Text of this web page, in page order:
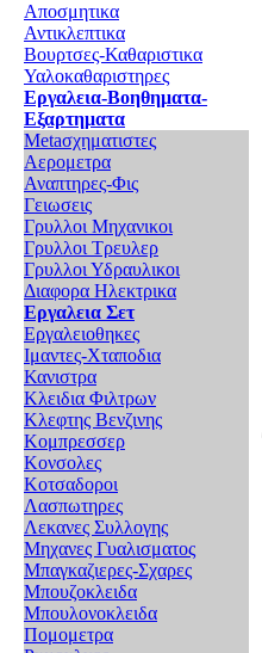
Αποσμητικα
Αντικλεπτικα
Βουρτσες-Καθαριστικα
Υαλοκαθαριστηρες
Εργαλεια-Βοηθηματα-
Εξαρτηματα
Metaσχηματιστες
Αερομετρα
Αναπτηρες-Φις
Γειωσεις
Γρυλλοι Μηχανικοι
Γρυλλοι Τρευλερ
Γρυλλοι Υδραυλικοι
Διαφορα Ηλεκτρικα
Εργαλεια Σετ
Εργαλειοθηκες
Ιμαντες-Χταποδια
Κανιστρα
Κλειδια Φιλτρων
Κλεφτης Βενζινης
Κομπρεσσερ
Κονσολες
Κοτσαδοροι
Λασπωτηρες
Λεκανες Συλλογης
Μηχανες Γυαλισματος
Μπαγκαζιερες-Σχαρες
Μπουζοκλειδα
Μπουλονοκλειδα
Πομομετρα